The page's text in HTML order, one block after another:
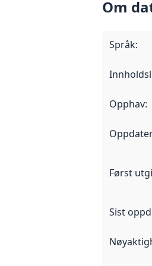
Om
Språk:
Opphav:
Først
Sist